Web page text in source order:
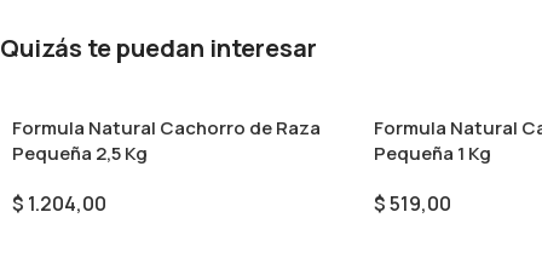
Quizás te puedan interesar
Formula Natural Cachorro de Raza
Pequeña 2,5 Kg
$ 1.204,00
Formula Natural
Pequeña 1 Kg
$519,00